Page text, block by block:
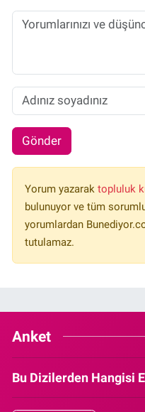
Gönder
Yorum yazarak topluluk
bulunuyor ve tüm
yorumlardan
tutulamaz.
Anket
Bu Dizilerden Hangisi